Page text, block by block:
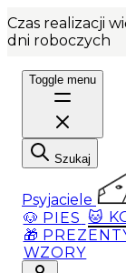
Czas realizacji
dni roboczych
Toggle menu
Szukaj
Psyjaciele
🐶 PIES 🐱
🎁
WZORY